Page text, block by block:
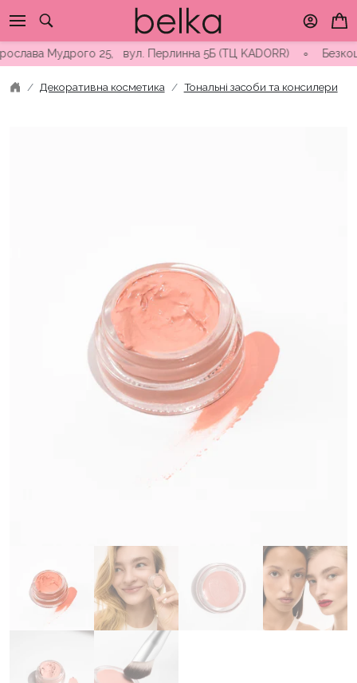
to
content
Мудрого 25, вул. Перлинна 5Б (ТЦ KADORR) ∘ Безкоштовна
Декоративна косметика Тональні засоби та консилери